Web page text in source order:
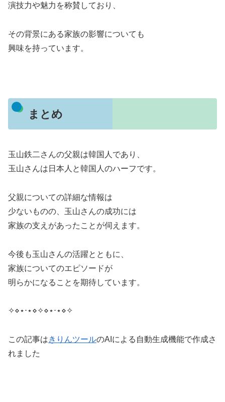
演技力や魅力を称賛しており、
その背景にある家族の影響についても
興味を持っています。
まとめ
玉山鉄二さんの父親は韓国人であり、
玉山さんは日本人と韓国人のハーフです。
父親についての詳細な情報は
少ないものの、玉山さんの成功には
家族の支えがあったことが伺えます。
今後も玉山さんの活躍とともに、
家族についてのエピソードが
明らかになることを期待しています。
✧⋄⋆⋅⋆⋄✧⋄⋆⋅⋆⋄✧
この記事はきりんツールのAIによる自動生成機能で作成さ
れました